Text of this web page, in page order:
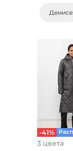
-41%
3 цвета